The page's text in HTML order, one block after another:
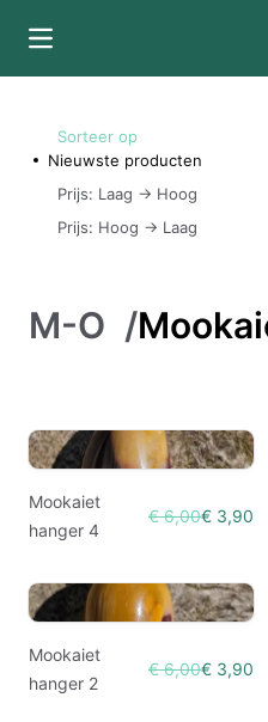
Sorteer op
Nieuwste producten
Prijs: Laag -> Hoog
Prijs: Hoog -> Laag
M-O /
Mookaiet
hanger 4
€ 6,00€ 3,90
Mookaiet
hanger 2
€ 6,00€ 3,90